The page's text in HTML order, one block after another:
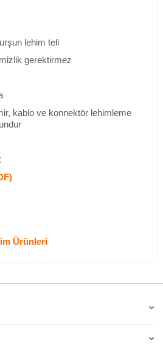
lehim teli
gerektirmez
kablo ve konnektör lehimleme
Ürünleri